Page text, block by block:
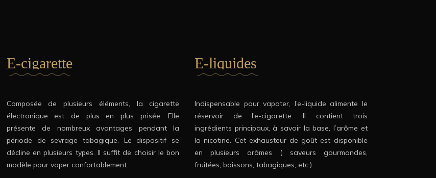
E-cigarette
Composée de plusieurs éléments, la cigarette
électronique est de plus en plus prisée. Elle
présente de nombreux avantages pendant la
période de sevrage tabagique. Le dispositif se
décline en plusieurs types. Il suffit de choisir le bon
modèle pour vaper confortablement.
E-liquides
Indispensable pour vapoter, l’e-liquide alimente le
réservoir de l’e-cigarette. Il contient trois
ingrédients principaux, à savoir la base, l’arôme et
la nicotine. Cet exhausteur de goût est disponible
en plusieurs arômes ( saveurs gourmandes,
fruitées, boissons, tabagiques, etc.).